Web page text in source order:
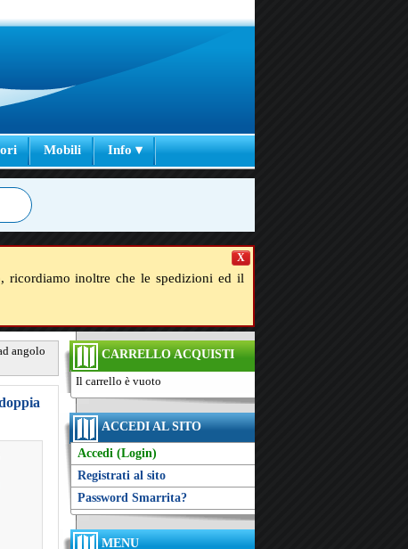
Mobili Info ▾
ricordiamo inoltre che le spedizioni ed il
X
CARRELLO ACQUISTI
Il carrello è vuoto
ACCEDI AL SITO
Accedi (Login)
Registrati al sito
Password Smarrita?
MENU
angolo